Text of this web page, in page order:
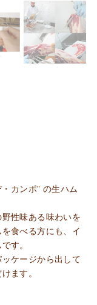
カンポ” の生ハム
性味ある味わいを
食べる方にも、イ
す。
ケージから出して
ます。